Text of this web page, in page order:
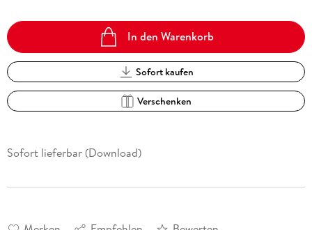
In den Warenkorb
Sofort kaufen
Verschenken
Sofort lieferbar (Download)